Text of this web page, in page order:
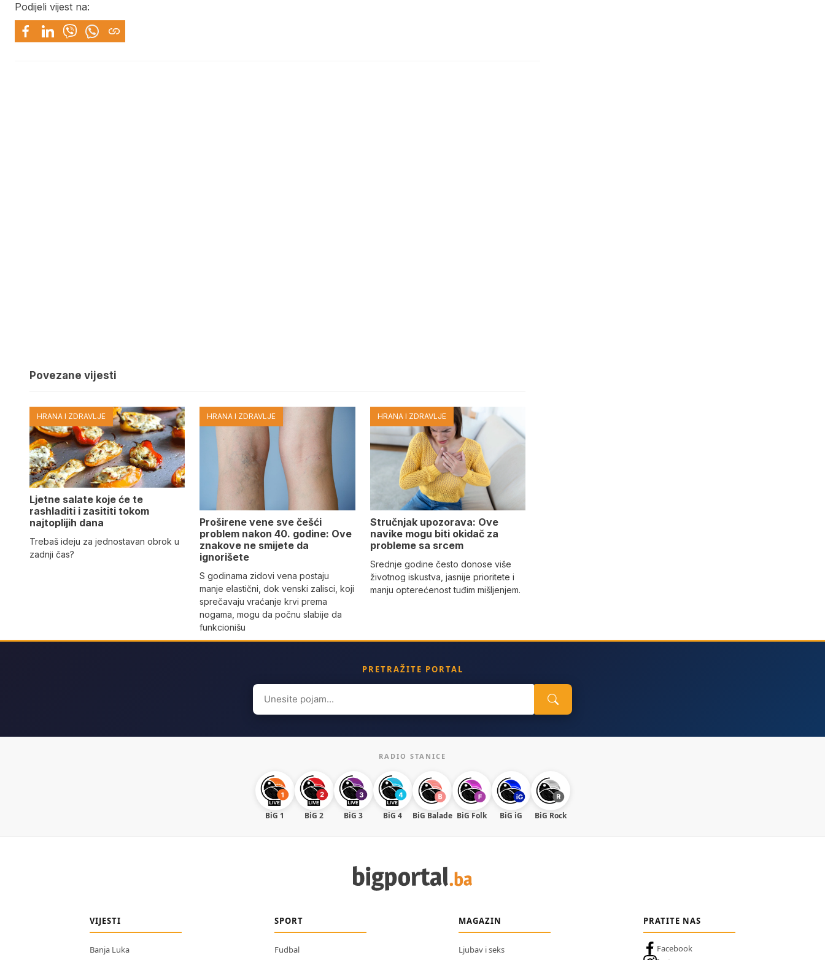
Podijeli vijest na:
Povezane vijesti
HRANA I ZDRAVLJE
Ljetne salate koje će te
rashladiti i zasititi tokom
najtoplijih dana
Trebaš ideju za jednostavan obrok u
zadnji čas?
HRANA I ZDRAVLJE
Proširene vene sve češći
problem nakon 40. godine: Ove
znakove ne smijete da
ignorišete
S godinama zidovi vena postaju
manje elastični, dok venski zalisci, koji
sprečavaju vraćanje krvi prema
nogama, mogu da počnu slabije da
funkcionišu
HRANA I ZDRAVLJE
Stručnjak upozorava: Ove
navike mogu biti okidač za
probleme sa srcem
Srednje godine često donose više
životnog iskustva, jasnije prioritete i
manju opterećenost tuđim mišljenjem.
PRETRAŽITE PORTAL
Search
for:
RADIO STANICE
BiG 1 BiG 2 BiG 3 BiG 4 BiG Balade BiG Folk BiG iG BiG Rock
VIJESTI
Banja Luka
SPORT
Fudbal
MAGAZIN
Ljubav i seks
PRATITE NAS
Facebook